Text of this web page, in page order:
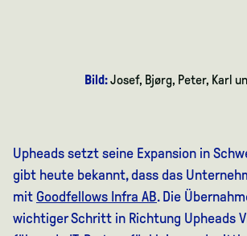
Upheads setzt seine Expansion in
gibt heute bekannt, dass das
mit Goodfellows Infra AB.Die
wichtiger Schritt in Richtung Upheads
Bild:Josef, Bjørg, Peter, Karl